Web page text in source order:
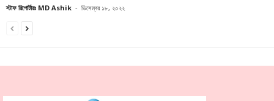
স্টাফ রিপোর্টারঃ MD Ashik - ডিসেম্বর ১৮, ২০২২